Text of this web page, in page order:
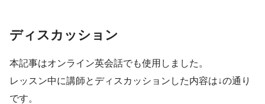
ディスカッション
本記事はオンライン英会話でも使用しました。
レッスン中に講師とディスカッションした内容は↓の通り
です。